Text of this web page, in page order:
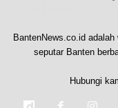
BantenNews.co.id
seputar Banten
Hubungi